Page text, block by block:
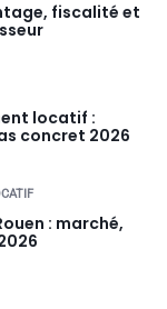
fiscalité et
locatif :
concret 2026
: marché,